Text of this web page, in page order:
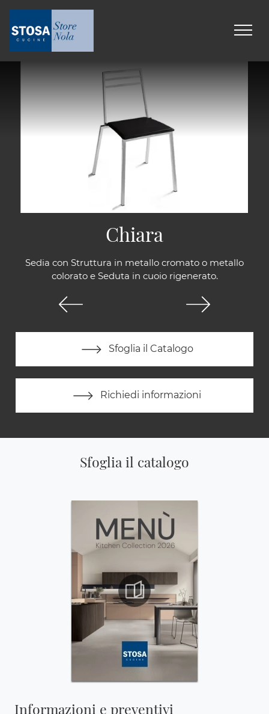
Sedia con Struttura in metallo cromato o metallo
colorato e Seduta in cuoio rigenerato.
Sfoglia il Catalogo
Richiedi informazioni
Chiara
Sfoglia il catalogo
Informazioni e preventivi